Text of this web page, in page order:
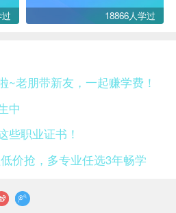
18866人学过
~老朋带新友，一起赚学费！
中
些职业证书！
价抢，多专业任选3年畅学